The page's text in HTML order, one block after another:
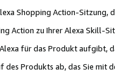
Shopping Action-Sitzung,
Action zu Ihrer Alexa Skill-
für das Produkt aufgibt,
des Produkts ab, das Sie mit